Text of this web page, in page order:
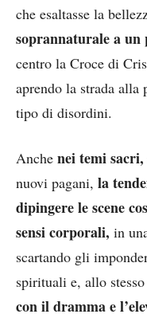
che esaltasse la
soprannaturale a un
centro la Croce di
aprendo la strada alla
tipo di disordini.
Anche nei temi sacri,
nuovi pagani, la
dipingere le scene
sensi corporali, in
scartando gli
spirituali e, allo
con il dramma e